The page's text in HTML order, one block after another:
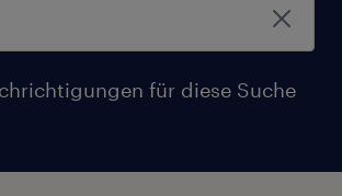
für diese Suche